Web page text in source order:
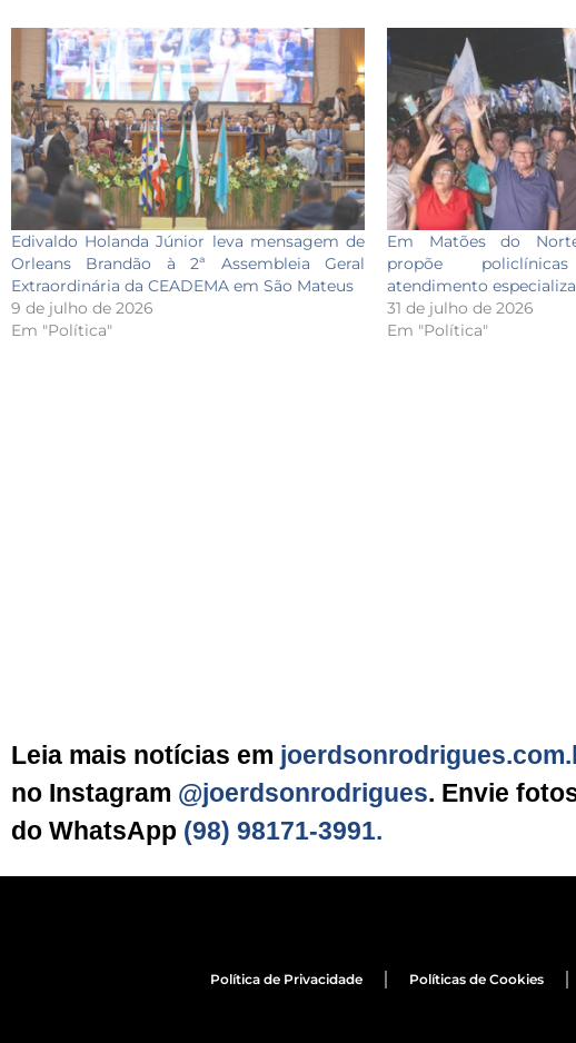
Edivaldo Holanda Júnior leva mensagem de
Orleans Brandão à 2ª Assembleia Geral
Extraordinária da CEADEMA em São Mateus
9 de julho de 2026
Em "Política"
Em Matões do
propõe
atendimento
31 de julho de 2026
Em "Política"
Leia mais notícias em
no Instagram @joerdsonrodrigues. Envie
do WhatsApp (98) 98171-3991.
Política de Privacidade Políticas de Cookies